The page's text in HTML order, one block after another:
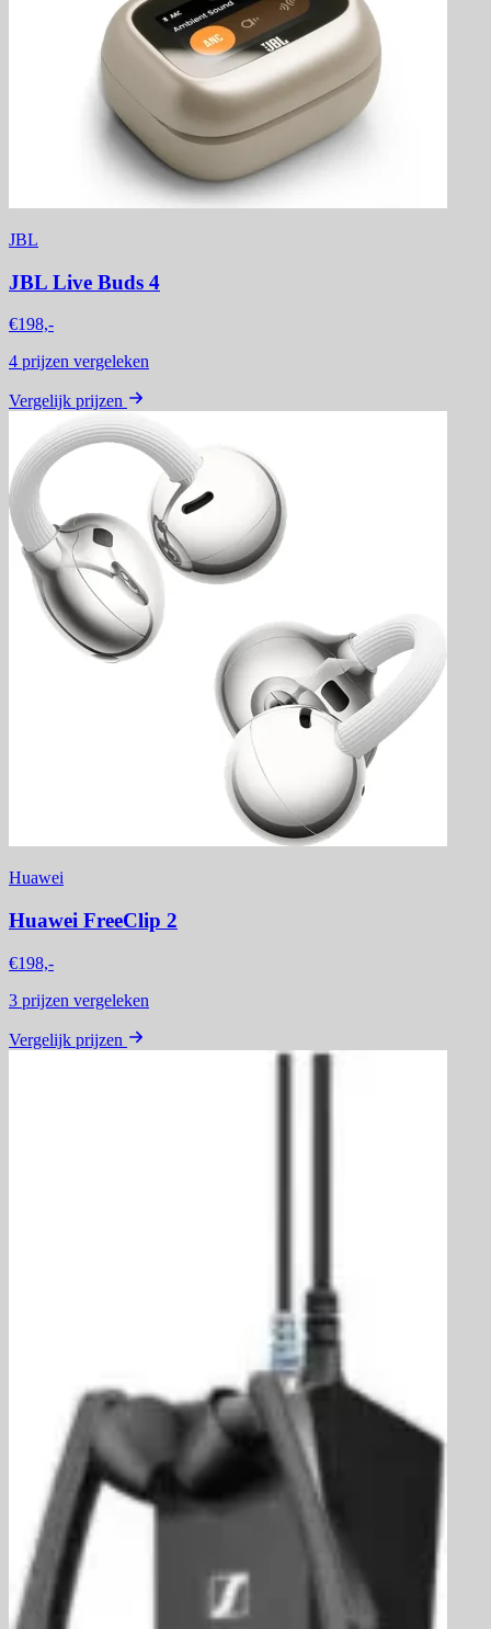
JBL
JBL Live Buds 4
€198,-
4 prijzen vergeleken
Vergelijk prijzen
Huawei
Huawei FreeClip 2
€198,-
3 prijzen vergeleken
Vergelijk prijzen